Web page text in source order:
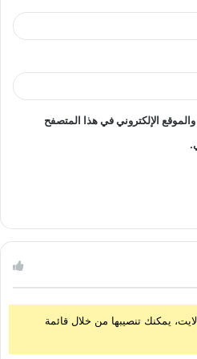
الإلكتروني في هذا المتصفح
يمكنك تنصيبها من خلال قائمة